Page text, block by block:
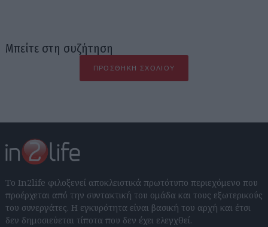
Μπείτε στη συζήτηση
ΠΡΟΣΘΉΚΗ ΣΧΟΛΊΟΥ
Το In2life φιλοξενεί αποκλειστικά πρωτότυπο περιεχόμενο που
προέρχεται από την συντακτική του ομάδα και τους εξωτερικούς
του συνεργάτες. Η εγκυρότητα είναι βασική του αρχή και έτσι
δεν δημοσιεύεται τίποτα που δεν έχει ελεγχθεί.